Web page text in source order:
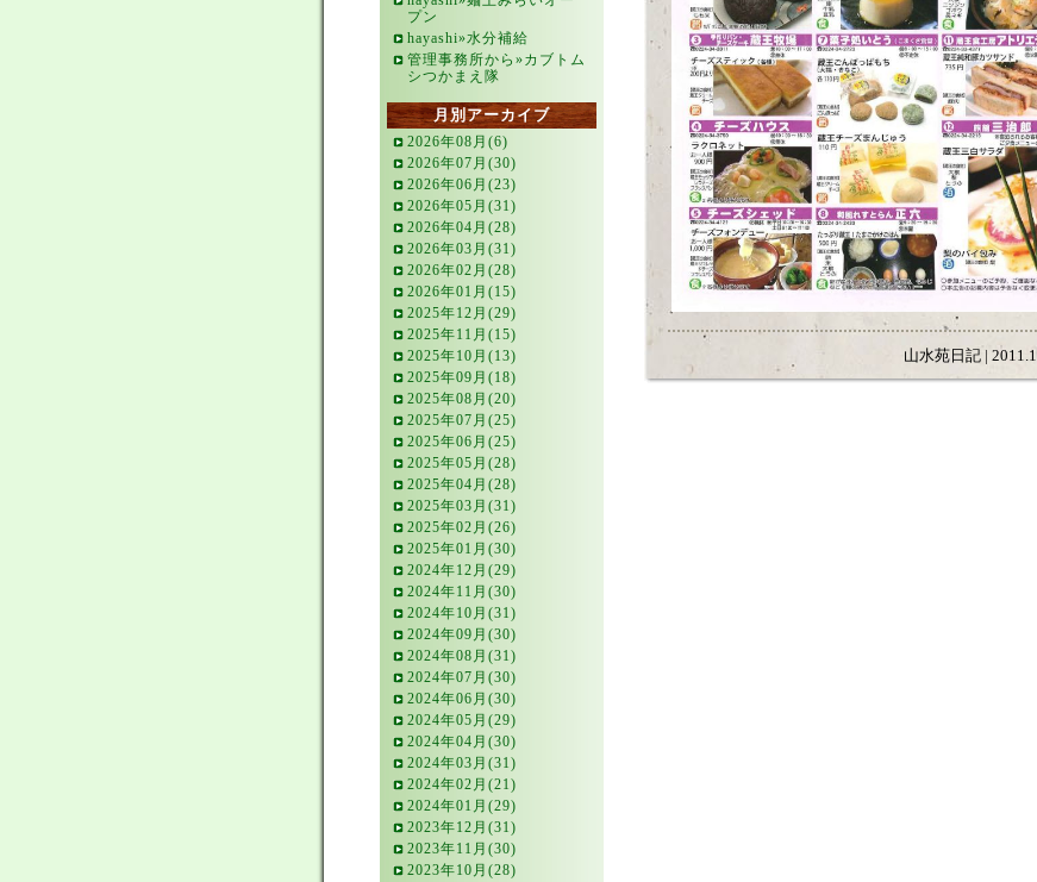
山水苑日記 |
プン
hayashi»水分補給
管理事務所から»カブトム
シつかまえ隊
月別アーカイブ
2026年08月(6)
2026年07月(30)
2026年06月(23)
2026年05月(31)
2026年04月(28)
2026年03月(31)
2026年02月(28)
2026年01月(15)
2025年12月(29)
2025年11月(15)
2025年10月(13)
2025年09月(18)
2025年08月(20)
2025年07月(25)
2025年06月(25)
2025年05月(28)
2025年04月(28)
2025年03月(31)
2025年02月(26)
2025年01月(30)
2024年12月(29)
2024年11月(30)
2024年10月(31)
2024年09月(30)
2024年08月(31)
2024年07月(30)
2024年06月(30)
2024年05月(29)
2024年04月(30)
2024年03月(31)
2024年02月(21)
2024年01月(29)
2023年12月(31)
2023年11月(30)
2023年10月(28)